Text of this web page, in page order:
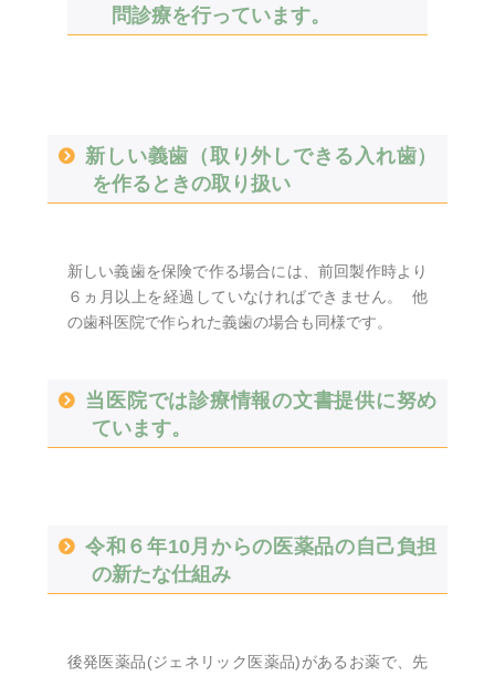
問診療を行っています。
新しい義歯（取り外しできる入れ歯）
を作るときの取り扱い
新しい義歯を保険で作る場合には、前回製作時より
６ヵ月以上を経過していなければできません。 他
の歯科医院で作られた義歯の場合も同様です。
当医院では診療情報の文書提供に努め
ています。
令和６年10月からの医薬品の自己負担
の新たな仕組み
後発医薬品(ジェネリック医薬品)があるお薬で、先